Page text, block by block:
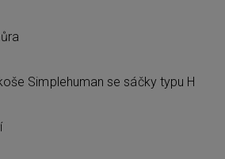
Simplehuman se sáčky typu H